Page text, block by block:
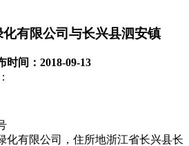
有限公司与长兴县泗安镇
时间： 2018-09-13
化有限公司，住所地浙江省长兴县长